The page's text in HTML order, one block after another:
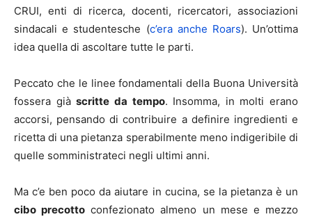
CRUI, enti di ricerca, docenti, ricercatori, associazioni
sindacali e studentesche (c’era anche Roars). Un’ottima
idea quella di ascoltare tutte le parti.
Peccato che le linee fondamentali della Buona Università
fossera giàscritte da tempo. Insomma, in molti erano
accorsi, pensando di contribuire a definire ingredienti e
ricetta di una pietanza sperabilmente meno indigeribile di
quelle somministrateci negli ultimi anni.
Ma c’e ben poco da aiutare in cucina, se la pietanza è un
cibo precotto confezionato almeno un mese e mezzo